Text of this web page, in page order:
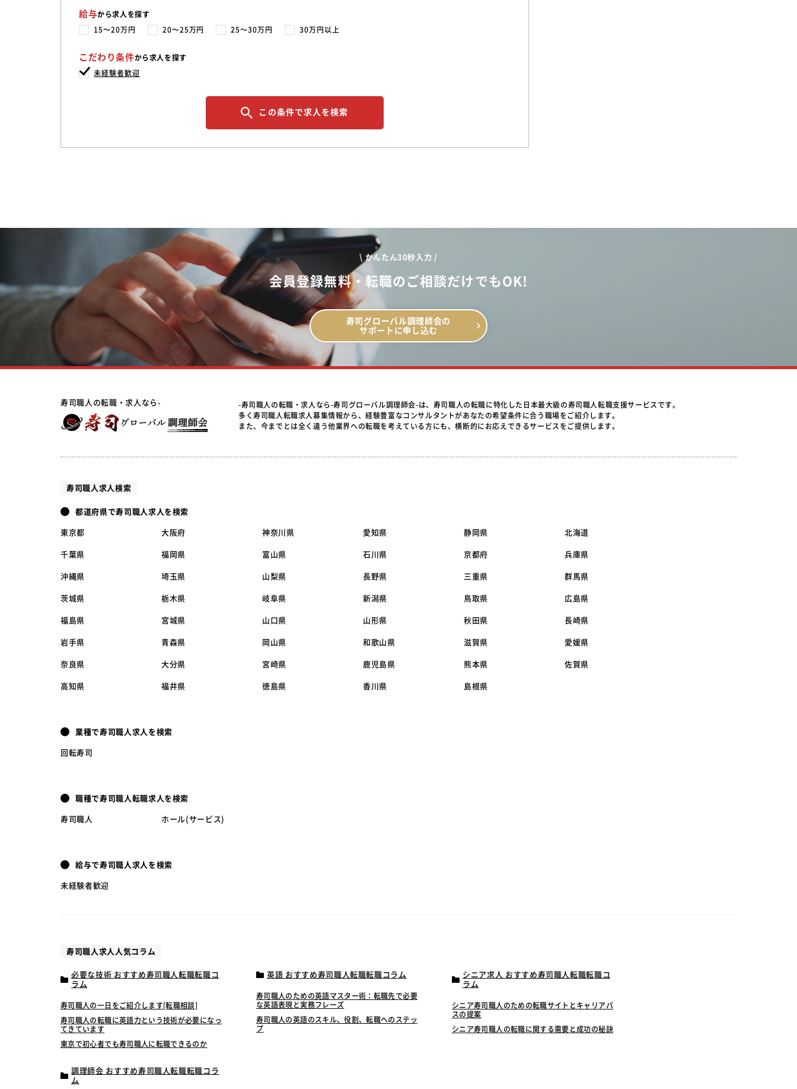
給与から求人を探す
15〜20万円 20〜25万円 25〜30万円 30万円以上
こだわり条件から求人を探す
未経験者歓迎
この条件で求人を検索
\ かんたん30秒入力 /
会員登録無料・転職のご相談だけでもOK!
寿司グローバル調理師会の
サポートに申し込む
寿司職人の転職・求人なら-
-寿司職人の転職・求人なら-寿司グローバル調理師会-は、寿司職人の転職に特化した日本最大級の寿司職人転職支援サービスです。
多く寿司職人転職求人募集情報から、経験豊富なコンサルタントがあなたの希望条件に合う職場をご紹介します。
また、今までとは全く違う他業界への転職を考えている方にも、横断的にお応えできるサービスをご提供します。
寿司職人求人検索
都道府県で寿司職人求人を検索
東京都 大阪府 神奈川県 愛知県 静岡県 北海道
千葉県 福岡県 富山県 石川県 京都府 兵庫県
沖縄県 埼玉県 山梨県 長野県 三重県 群馬県
茨城県 栃木県 岐阜県 新潟県 鳥取県 広島県
福島県 宮城県 山口県 山形県 秋田県 長崎県
岩手県 青森県 岡山県 和歌山県 滋賀県 愛媛県
奈良県 大分県 宮崎県 鹿児島県 熊本県 佐賀県
高知県 福井県 徳島県 香川県 島根県
業種で寿司職人求人を検索
回転寿司
職種で寿司職人転職求人を検索
寿司職人 ホール(サービス)
給与で寿司職人求人を検索
未経験者歓迎
寿司職人求人人気コラム
必要な技術 おすすめ寿司職人転職転職コ
ラム
寿司職人の一日をご紹介します[転職相談]
寿司職人の転職に英語力という技術が必要になっ
てきています
東京で初心者でも寿司職人に転職できるのか
英語 おすすめ寿司職人転職転職コラム
寿司職人のための英語マスター術：転職先で必要
な英語表現と実務フレーズ
寿司職人の英語のスキル、役割、転職へのステッ
プ
シニア求人 おすすめ寿司職人転職転職コ
ラム
シニア寿司職人のための転職サイトとキャリアパ
スの提案
シニア寿司職人の転職に関する需要と成功の秘訣
調理師会 おすすめ寿司職人転職転職コラ
ム